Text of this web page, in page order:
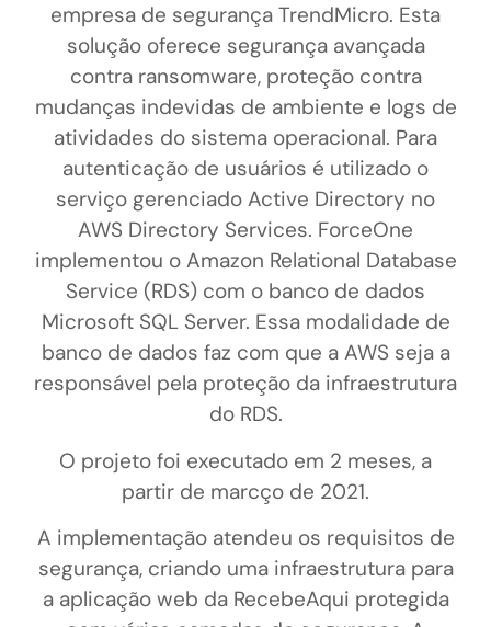
empresa de segurança TrendMicro. Esta
solução oferece segurança avançada
contra ransomware, proteção contra
mudanças indevidas de ambiente e logs de
atividades do sistema operacional. Para
autenticação de usuários é utilizado o
serviço gerenciado Active Directory no
AWS Directory Services. ForceOne
implementou o Amazon Relational Database
Service (RDS) com o banco de dados
Microsoft SQL Server. Essa modalidade de
banco de dados faz com que a AWS seja a
responsável pela proteção da infraestrutura
do RDS.
O projeto foi executado em 2 meses, a
partir de marcço de 2021.
A implementação atendeu os requisitos de
segurança, criando uma infraestrutura para
a aplicação web da RecebeAqui protegida